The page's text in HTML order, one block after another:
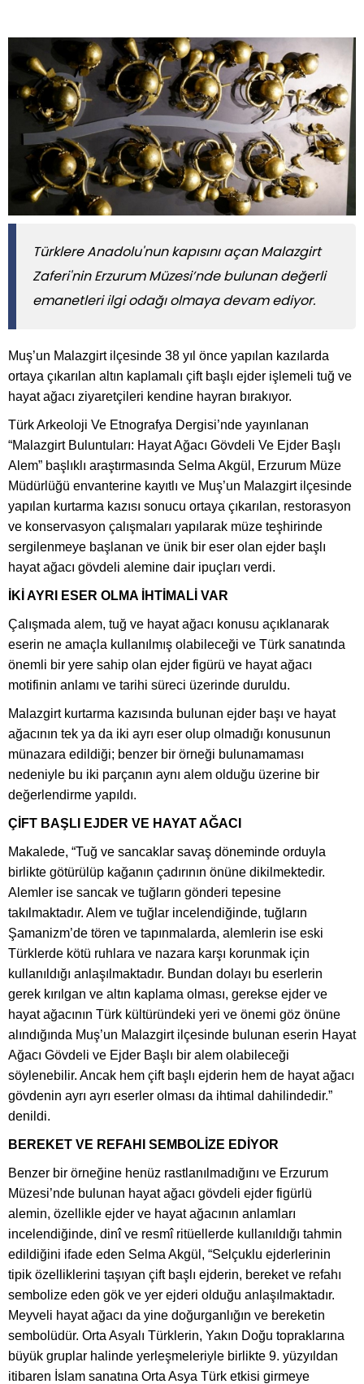
​​​​​​​Türklere Anadolu'nun kapısını açan Malazgirt
Zaferi'nin Erzurum Müzesi’nde bulunan değerli
emanetleri ilgi odağı olmaya devam ediyor.
Muş’un Malazgirt ilçesinde 38 yıl önce yapılan kazılarda
ortaya çıkarılan altın kaplamalı çift başlı ejder işlemeli tuğ ve
hayat ağacı ziyaretçileri kendine hayran bırakıyor.
Türk Arkeoloji Ve Etnografya Dergisi’nde yayınlanan
“Malazgirt Buluntuları: Hayat Ağacı Gövdeli Ve Ejder Başlı
Alem” başlıklı araştırmasında Selma Akgül, Erzurum Müze
Müdürlüğü envanterine kayıtlı ve Muş’un Malazgirt ilçesinde
yapılan kurtarma kazısı sonucu ortaya çıkarılan, restorasyon
ve konservasyon çalışmaları yapılarak müze teşhirinde
sergilenmeye başlanan ve ünik bir eser olan ejder başlı
hayat ağacı gövdeli alemine dair ipuçları verdi.
İKİ AYRI ESER OLMA İHTİMALİ VAR
Çalışmada alem, tuğ ve hayat ağacı konusu açıklanarak
eserin ne amaçla kullanılmış olabileceği ve Türk sanatında
önemli bir yere sahip olan ejder figürü ve hayat ağacı
motifinin anlamı ve tarihi süreci üzerinde duruldu.
Malazgirt kurtarma kazısında bulunan ejder başı ve hayat
ağacının tek ya da iki ayrı eser olup olmadığı konusunun
münazara edildiği; benzer bir örneği bulunamaması
nedeniyle bu iki parçanın aynı alem olduğu üzerine bir
değerlendirme yapıldı.
ÇİFT BAŞLI EJDER VE HAYAT AĞACI
Makalede, “Tuğ ve sancaklar savaş döneminde orduyla
birlikte götürülüp kağanın çadırının önüne dikilmektedir.
Alemler ise sancak ve tuğların gönderi tepesine
takılmaktadır. Alem ve tuğlar incelendiğinde, tuğların
Şamanizm’de tören ve tapınmalarda, alemlerin ise eski
Türklerde kötü ruhlara ve nazara karşı korunmak için
kullanıldığı anlaşılmaktadır. Bundan dolayı bu eserlerin
gerek kırılgan ve altın kaplama olması, gerekse ejder ve
hayat ağacının Türk kültüründeki yeri ve önemi göz önüne
alındığında Muş’un Malazgirt ilçesinde bulunan eserin Hayat
Ağacı Gövdeli ve Ejder Başlı bir alem olabileceği
söylenebilir. Ancak hem çift başlı ejderin hem de hayat ağacı
gövdenin ayrı ayrı eserler olması da ihtimal dahilindedir.”
denildi.
BEREKET VE REFAHI SEMBOLİZE EDİYOR
Benzer bir örneğine henüz rastlanılmadığını ve Erzurum
Müzesi’nde bulunan hayat ağacı gövdeli ejder figürlü
alemin, özellikle ejder ve hayat ağacının anlamları
incelendiğinde, dinî ve resmî ritüellerde kullanıldığı tahmin
edildiğini ifade eden Selma Akgül, “Selçuklu ejderlerinin
tipik özelliklerini taşıyan çift başlı ejderin, bereket ve refahı
sembolize eden gök ve yer ejderi olduğu anlaşılmaktadır.
Meyveli hayat ağacı da yine doğurganlığın ve bereketin
sembolüdür. Orta Asyalı Türklerin, Yakın Doğu topraklarına
büyük gruplar halinde yerleşmeleriyle birlikte 9. yüzyıldan
itibaren İslam sanatına Orta Asya Türk etkisi girmeye